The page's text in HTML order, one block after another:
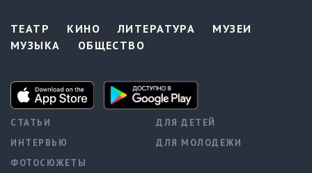
ТЕАТР КИНО ЛИТЕРАТУРА
МУЗЕИ
МУЗЫКА
ОБЩЕСТВО
СТАТЬИ
ИНТЕРВЬЮ
ФОТОСЮЖЕТЫ
ДЛЯ ДЕТЕЙ
ДЛЯ МОЛОДЕЖИ